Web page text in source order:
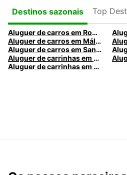
Destinos sazonais
Top
Aluguer de carros em Roma
Aluguer de carros em Málaga
Aluguer de carros em Santa Maria da Feira
Aluguer de carrinhas em Nice
Aluguer de carrinhas em Caldas da Rainha